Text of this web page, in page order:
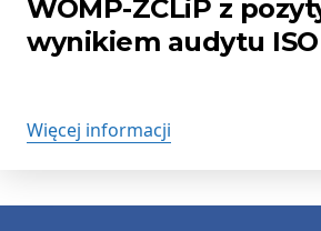
WOMP-ZCLiP z
wynikiem audytu ISO
Więcej informacji